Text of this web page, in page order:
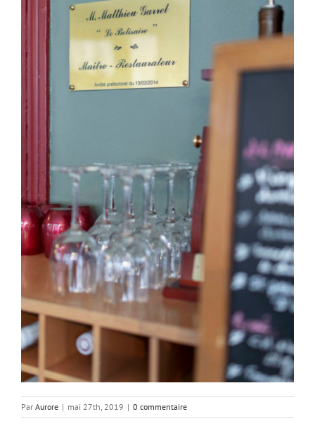
Par Aurore | mai 27th, 2019 | 0 commentaire